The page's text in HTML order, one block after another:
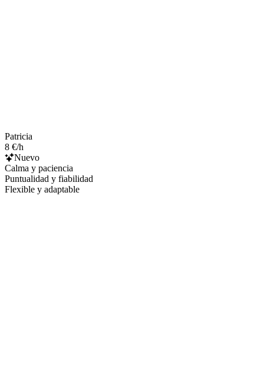
Patricia
8 €/h
Nuevo
Calma y paciencia
Puntualidad y fiabilidad
Flexible y adaptable